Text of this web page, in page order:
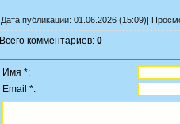
Дата публикации: 01.06.2026 (15:09)|
Всего комментариев: 0
Имя *:
Email *: